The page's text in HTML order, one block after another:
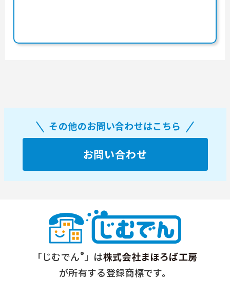
その他のお問い合わせはこちら
お問い合わせ
「じむでん®」は株式会社まほろば工房
が所有する登録商標です。